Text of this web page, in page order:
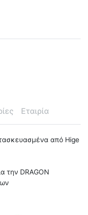
Εταιρία
από Hige
την DRAGON